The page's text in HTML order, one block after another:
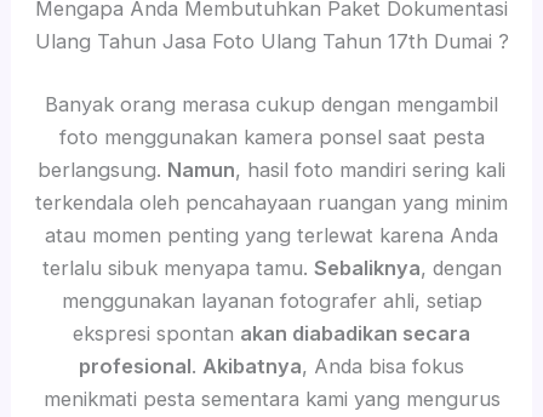
Mengapa Anda Membutuhkan Paket Dokumentasi
Ulang Tahun Jasa Foto Ulang Tahun 17th Dumai ?
Banyak orang merasa cukup dengan mengambil
foto menggunakan kamera ponsel saat pesta
berlangsung. Namun, hasil foto mandiri sering kali
terkendala oleh pencahayaan ruangan yang minim
atau momen penting yang terlewat karena Anda
terlalu sibuk menyapa tamu. Sebaliknya, dengan
menggunakan layanan fotografer ahli, setiap
ekspresi spontan akan diabadikan secara
profesional. Akibatnya, Anda bisa fokus
menikmati pesta sementara kami yang mengurus